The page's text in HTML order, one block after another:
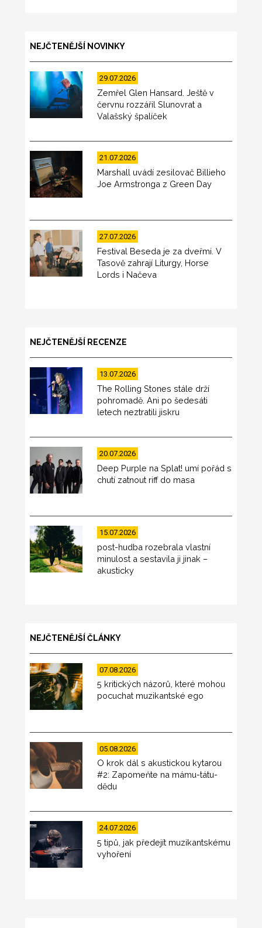
NEJČTENĚJŠÍ NOVINKY
29.07.2026
Zemřel Glen Hansard. Ještě v
červnu rozzářil Slunovrat a
Valašský špalíček
21.07.2026
Marshall uvádí zesilovač Billieho
Joe Armstronga z Green Day
27.07.2026
Festival Beseda je za dveřmi. V
Tasově zahrají Liturgy, Horse
Lords i Načeva
NEJČTENĚJŠÍ RECENZE
13.07.2026
The Rolling Stones stále drží
pohromadě. Ani po šedesáti
letech neztratili jiskru
20.07.2026
Deep Purple na Splat! umí pořád s
chutí zatnout riff do masa
15.07.2026
post-hudba rozebrala vlastní
minulost a sestavila ji jinak –
akusticky
NEJČTENĚJŠÍ ČLÁNKY
07.08.2026
5 kritických názorů, které mohou
pocuchat muzikantské ego
05.08.2026
O krok dál s akustickou kytarou
#2: Zapomeňte na mámu-tátu-
dědu
24.07.2026
5 tipů, jak předejít muzikantskému
vyhoření